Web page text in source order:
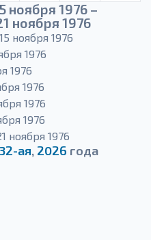
ноября 1976 –
ноября 1976
ноября 1976
1976
1976
1976
1976
1976
ноября 1976
32-ая, 2026 года